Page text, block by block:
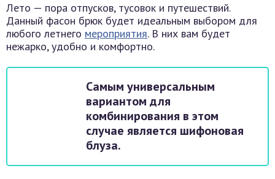
Лето — пора отпусков, тусовок и путешествий.
Данный фасон брюк будет идеальным выбором для
любого летнего мероприятия. В них вам будет
нежарко, удобно и комфортно.
Самым универсальным
вариантом для
комбинирования в этом
случае является шифоновая
блуза.